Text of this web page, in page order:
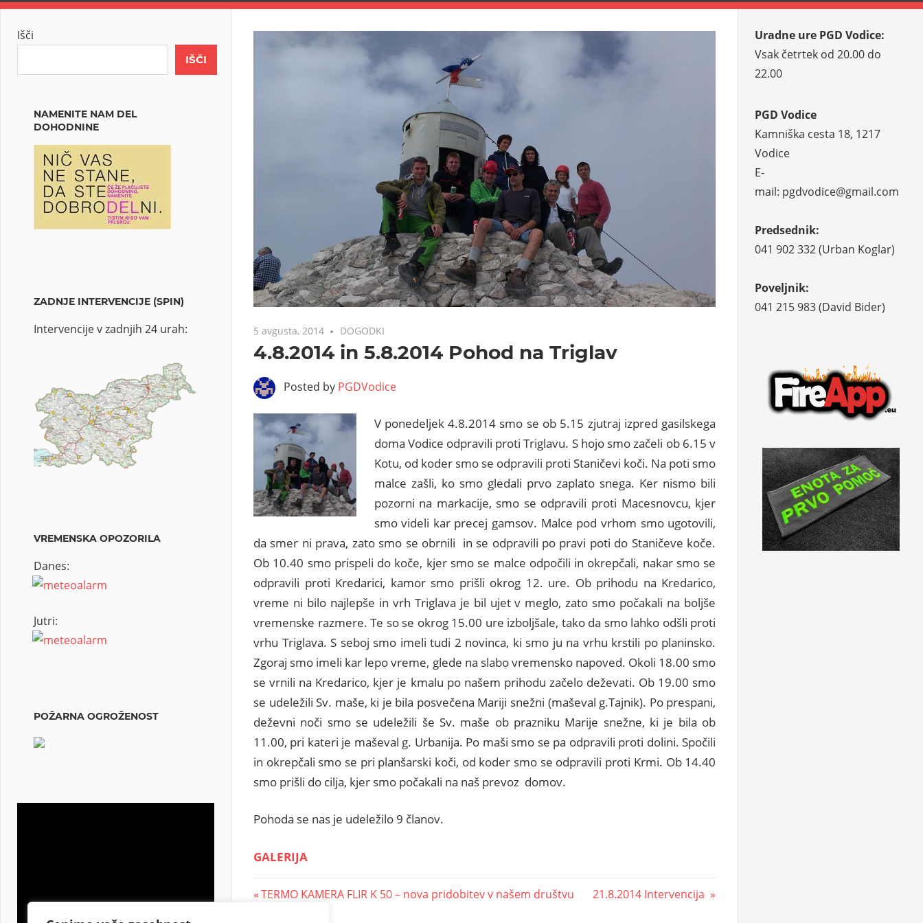
5 avgusta, 2014 DOGODKI
4.8.2014 in 5.8.2014 Pohod na Triglav
Posted by PGDVodice
V ponedeljek 4.8.2014 smo se ob 5.15 zjutraj izpred gasilskega
doma Vodice odpravili proti Triglavu. S hojo smo začeli ob 6.15 v
Kotu, od koder smo se odpravili proti Staničevi koči. Na poti smo
malce zašli, ko smo gledali prvo zaplato snega. Ker nismo bili
pozorni na markacije, smo se odpravili proti Macesnovcu, kjer
smo videli kar precej gamsov. Malce pod vrhom smo ugotovili,
da smer ni prava, zato smo se obrnili in se odpravili po pravi poti do Staničeve koče.
Ob 10.40 smo prispeli do koče, kjer smo se malce odpočili in okrepčali, nakar smo se
odpravili proti Kredarici, kamor smo prišli okrog 12. ure. Ob prihodu na Kredarico,
vreme ni bilo najlepše in vrh Triglava je bil ujet v meglo, zato smo počakali na boljše
vremenske razmere. Te so se okrog 15.00 ure izboljšale, tako da smo lahko odšli proti
vrhu Triglava. S seboj smo imeli tudi 2 novinca, ki smo ju na vrhu krstili po planinsko.
Zgoraj smo imeli kar lepo vreme, glede na slabo vremensko napoved. Okoli 18.00 smo
se vrnili na Kredarico, kjer je kmalu po našem prihodu začelo deževati. Ob 19.00 smo
se udeležili Sv. maše, ki je bila posvečena Mariji snežni (maševal g.Tajnik). Po prespani,
deževni noči smo se udeležili še Sv. maše ob prazniku Marije snežne, ki je bila ob
11.00, pri kateri je maševal g. Urbanija. Po maši smo se pa odpravili proti dolini. Spočili
in okrepčali smo se pri planšarski koči, od koder smo se odpravili proti Krmi. Ob 14.40
smo prišli do cilja, kjer smo počakali na naš prevoz domov.
Pohoda se nas je udeležilo 9 članov.
GALERIJA
TERMO KAMERA FLIR K 50 – nova pridobitev v našem društvu 21.8.2014 Intervencija
Išči
IŠČI
NAMENITE NAM DEL
DOHODNINE
ZADNJE INTERVENCIJE (SPIN)
Intervencije v zadnjih 24 urah:
VREMENSKA OPOZORILA
Danes:
Jutri:
POŽARNA OGROŽENOST
Uradne ure PGD Vodice:
Vsak četrtek od 20.00 do
22.00
PGD Vodice
Kamniška cesta 18, 1217
Vodice
E-
mail: pgdvodice@gmail.com
Predsednik:
041 902 332 (Urban Koglar)
Poveljnik:
041 215 983 (David Bider)